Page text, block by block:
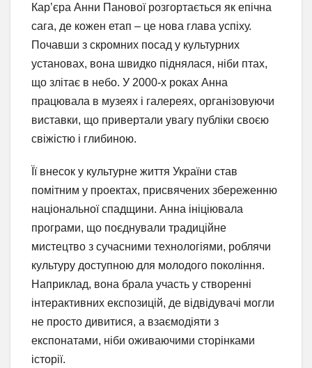
Кар’єра Анни Панової розгортається як епічна
сага, де кожен етап – це нова глава успіху.
Почавши з скромних посад у культурних
установах, вона швидко піднялася, ніби птах,
що злітає в небо. У 2000-х роках Анна
працювала в музеях і галереях, організовуючи
виставки, що привертали увагу публіки своєю
свіжістю і глибиною.
Її внесок у культурне життя України став
помітним у проектах, присвячених збереженню
національної спадщини. Анна ініціювала
програми, що поєднували традиційне
мистецтво з сучасними технологіями, роблячи
культуру доступною для молодого покоління.
Наприклад, вона брала участь у створенні
інтерактивних експозицій, де відвідувачі могли
не просто дивитися, а взаємодіяти з
експонатами, ніби оживаючими сторінками
історії.